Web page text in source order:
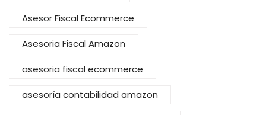
Asesor Fiscal Ecommerce
Asesoria Fiscal Amazon
asesoria fiscal ecommerce
asesoría contabilidad amazon